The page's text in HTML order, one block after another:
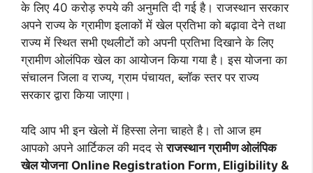
के लिए 40 करोड़ रुपये की अनुमति दी गई है। राजस्थान सरकार
अपने राज्य के ग्रामीण इलाकों में खेल प्रतिभा को बढ़ावा देने तथा
राज्य में स्थित सभी एथलीटों को अपनी प्रतिभा दिखाने के लिए
ग्रामीण ओलंपिक खेल का आयोजन किया गया है। इस योजना का
संचालन जिला व राज्य, ग्राम पंचायत, ब्लॉक स्तर पर राज्य
सरकार द्वारा किया जाएगा।
यदि आप भी इन खेलो में हिस्सा लेना चाहते है। तो आज हम
आपको अपने आर्टिकल की मदद सेराजस्थान ग्रामीण ओलंपिक
खेल योजना Online Registration Form, Eligibility &